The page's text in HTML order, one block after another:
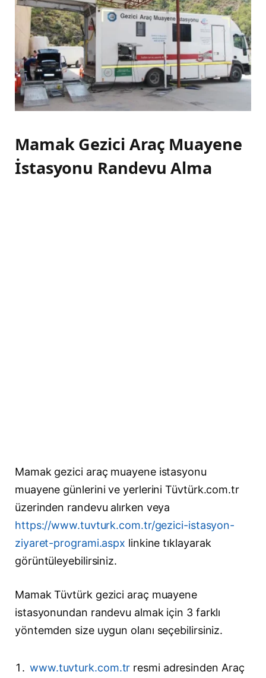
Mamak Gezici Araç Muayene
İstasyonu Randevu Alma
Mamak gezici araç muayene istasyonu
muayene günlerini ve yerlerini Tüvtürk.com.tr
üzerinden randevu alırken veya
https://www.tuvturk.com.tr/gezici-istasyon-
ziyaret-programi.aspx linkine tıklayarak
görüntüleyebilirsiniz.
Mamak Tüvtürk gezici araç muayene
istasyonundan randevu almak için 3 farklı
yöntemden size uygun olanı seçebilirsiniz.
www.tuvturk.com.tr resmi adresinden Araç